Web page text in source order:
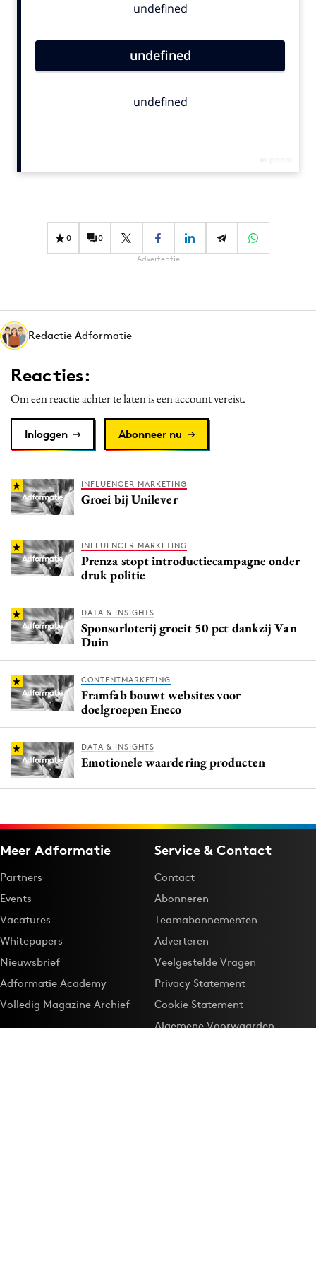
Contentmarketing
Effectiviteit
Gedragsverandering
Martech
Media
Merkstrategie
Programmatic
Purpose Marketing
Reputatie & crisis
0 0
Advertentie
Redactie Adformatie
Reacties:
Om een reactie achter te laten is een account vereist.
Inloggen Abonneer nu
INFLUENCER MARKETING
Groei bij Unilever
INFLUENCER MARKETING
Prenza stopt introductiecampagne onder
druk politie
DATA & INSIGHTS
Sponsorloterij groeit 50 pct dankzij Van
Duin
CONTENTMARKETING
Framfab bouwt websites voor
doelgroepen Eneco
DATA & INSIGHTS
Emotionele waardering producten
Meer Adformatie
Partners
Events
Vacatures
Whitepapers
Nieuwsbrief
Adformatie Academy
Volledig Magazine Archief
Service & Contact
Contact
Abonneren
Teamabonnementen
Adverteren
Veelgestelde Vragen
Privacy Statement
Cookie Statement
Algemene Voorwaarden